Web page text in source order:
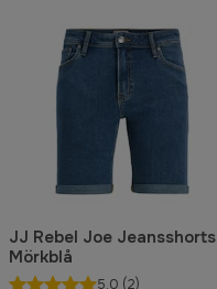
JJ Rebel Joe Jeansshorts
Mörkblå
5.0 (2)